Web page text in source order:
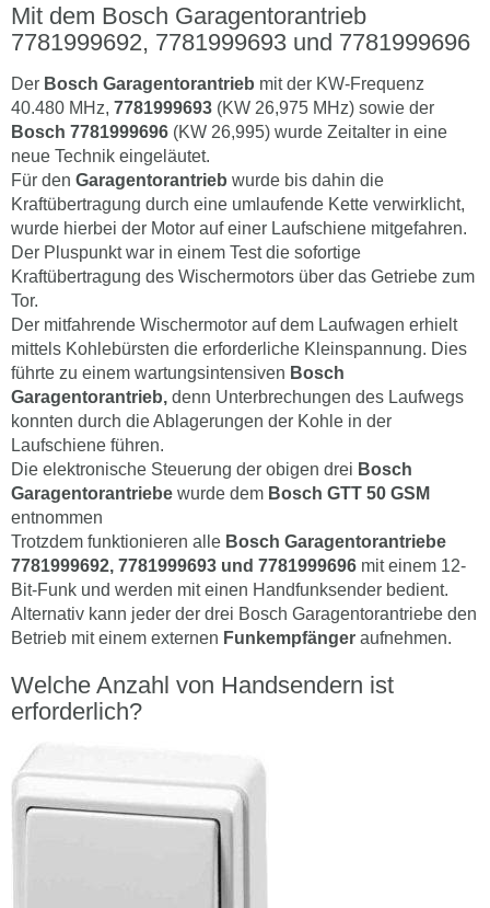
Mit dem Bosch Garagentorantrieb
7781999692, 7781999693 und 7781999696
Der Bosch Garagentorantrieb mit der KW-Frequenz
40.480 MHz, 7781999693 (KW 26,975 MHz) sowie der
Bosch 7781999696 (KW 26,995) wurde Zeitalter in eine
neue Technik eingeläutet.
Für den Garagentorantrieb wurde bis dahin die
Kraftübertragung durch eine umlaufende Kette verwirklicht,
wurde hierbei der Motor auf einer Laufschiene mitgefahren.
Der Pluspunkt war in einem Test die sofortige
Kraftübertragung des Wischermotors über das Getriebe zum
Tor.
Der mitfahrende Wischermotor auf dem Laufwagen erhielt
mittels Kohlebürsten die erforderliche Kleinspannung. Dies
führte zu einem wartungsintensiven Bosch
Garagentorantrieb, denn Unterbrechungen des Laufwegs
konnten durch die Ablagerungen der Kohle in der
Laufschiene führen.
Die elektronische Steuerung der obigen drei Bosch
Garagentorantriebe wurde dem Bosch GTT 50 GSM
entnommen
Trotzdem funktionieren alle Bosch Garagentorantriebe
7781999692, 7781999693 und 7781999696 mit einem 12-
Bit-Funk und werden mit einen Handfunksender bedient.
Alternativ kann jeder der drei Bosch Garagentorantriebe den
Betrieb mit einem externen Funkempfänger aufnehmen.
Welche Anzahl von Handsendern ist
erforderlich?